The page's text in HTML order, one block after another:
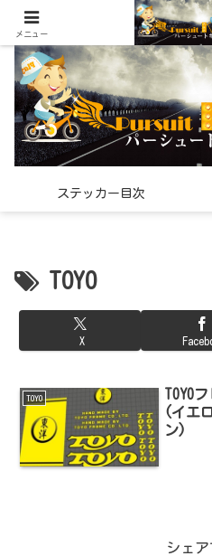
世界中で見つけた「希少なス
ステッカー目次
TOYO
X
TOYO
TOYO
(イエ
ン)
シェア
メニュー